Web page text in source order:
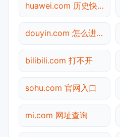
huawei.com 历史快照
douyin.com 怎么进入
bilibili.com 打不开
sohu.com 官网入口
mi.com 网址查询